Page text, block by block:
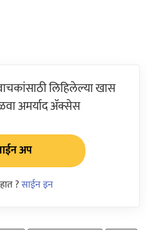
लिहिलेल्या खास
अमर्याद ॲक्सेस
अप
?साईन इन